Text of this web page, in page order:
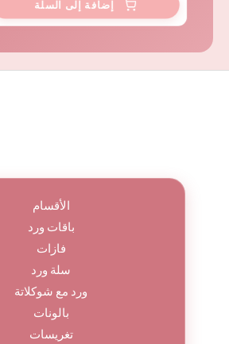
الأقسام
باقات ورد
فازات
سلة ورد
ورد مع شوكلاتة
بالونات
تغريسات